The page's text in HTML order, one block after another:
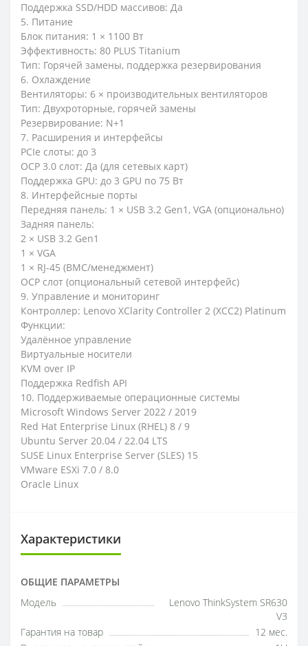
Поддержка SSD/HDD массивов: Да
5. Питание
Блок питания: 1 × 1100 Вт
Эффективность: 80 PLUS Titanium
Тип: Горячей замены, поддержка резервирования
6. Охлаждение
Вентиляторы: 6 × производительных вентиляторов
Тип: Двухроторные, горячей замены
Резервирование: N+1
7. Расширения и интерфейсы
PCIe слоты: до 3
OCP 3.0 слот: Да (для сетевых карт)
Поддержка GPU: до 3 GPU по 75 Вт
8. Интерфейсные порты
Передняя панель: 1 × USB 3.2 Gen1, VGA (опционально)
Задняя панель:
2 × USB 3.2 Gen1
1 × VGA
1 × RJ-45 (BMC/менеджмент)
OCP слот (опциональный сетевой интерфейс)
9. Управление и мониторинг
Контроллер: Lenovo XClarity Controller 2 (XCC2) Platinum
Функции:
Удалённое управление
Виртуальные носители
KVM over IP
Поддержка Redfish API
10. Поддерживаемые операционные системы
Microsoft Windows Server 2022 / 2019
Red Hat Enterprise Linux (RHEL) 8 / 9
Ubuntu Server 20.04 / 22.04 LTS
SUSE Linux Enterprise Server (SLES) 15
VMware ESXi 7.0 / 8.0
Oracle Linux
Характеристики
ОБЩИЕ ПАРАМЕТРЫ
Модель
Lenovo ThinkSystem SR630
V3
Гарантия на товар
12 мес.